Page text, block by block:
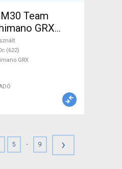
Team
GRX
ELADÓ
(622)
GRX
5 - 9 ›